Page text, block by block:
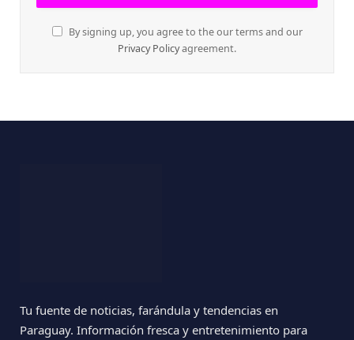
By signing up, you agree to the our terms and our
Privacy Policyagreement.
Tu fuente de noticias, farándula y tendencias en
Paraguay. Información fresca y entretenimiento para